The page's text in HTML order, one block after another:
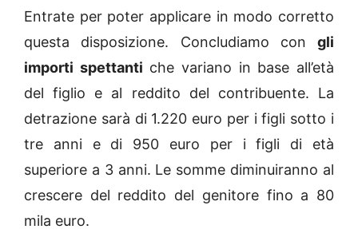
Entrate per poter applicare in modo corretto
questa disposizione. Concludiamo con gli
importi spettanti che variano in base all’età
del figlio e al reddito del contribuente. La
detrazione sarà di 1.220 euro per i figli sotto i
tre anni e di 950 euro per i figli di età
superiore a 3 anni. Le somme diminuiranno al
crescere del reddito del genitore fino a 80
mila euro.